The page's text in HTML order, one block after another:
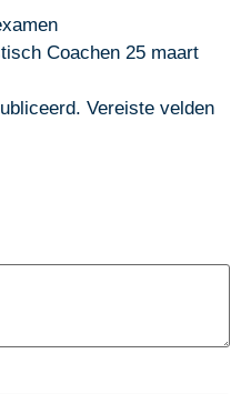
Coachen 25 maart
Vereiste velden